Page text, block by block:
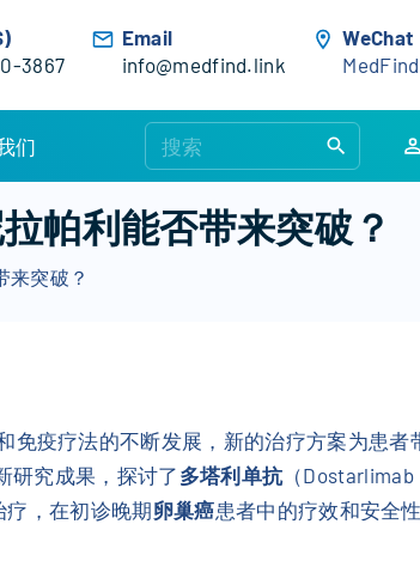
3867
Email
info@medfind.link
WeChat
MedFind
们
e
:
帕利能否带来突破？
来突破？
疫疗法的不断发展，新的治疗方案为患者
研究成果，探讨了 多塔利单抗（Dostarlimab
疗，在初诊晚期卵巢癌患者中的疗效和安全性